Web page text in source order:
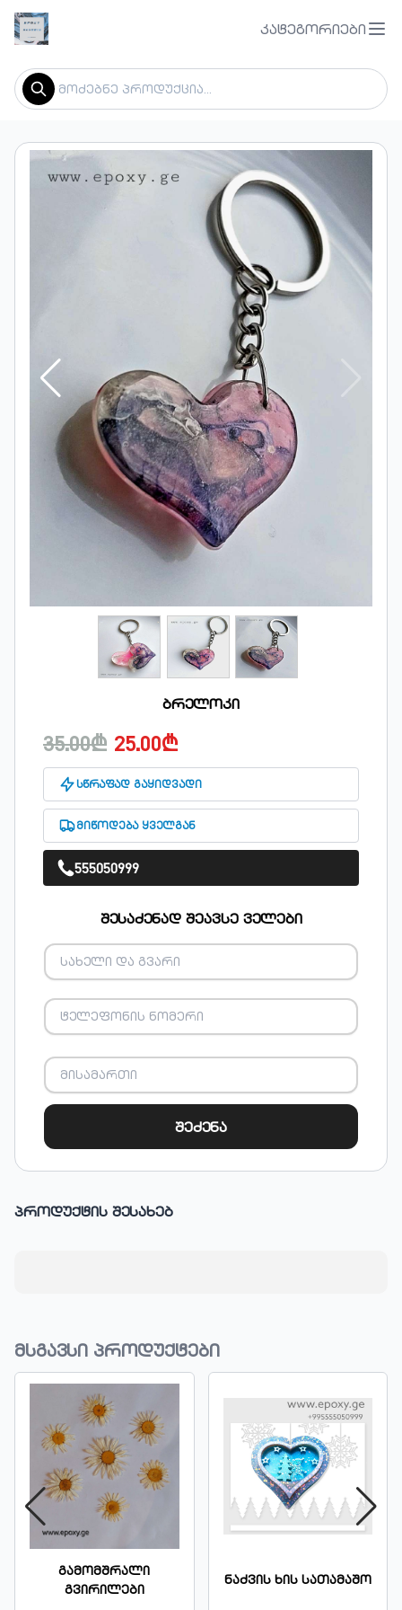
კატეგორიები
ბრელოკი
35.00₾ 25.00₾
სწრაფად გაყიდვადი
მიწოდება ყველგან
555050999
შესაძენად შეავსე ველები
შეძენა
პროდუქტის შესახებ
მსგავსი პროდუქტები
Გამომშრალი
Გვირილები
Ნაძვის Ხის Სათამაშო